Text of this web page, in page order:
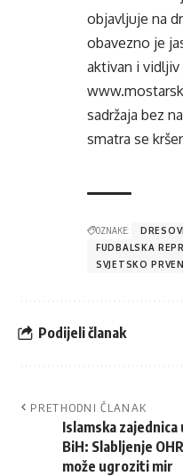
objavljuje na
obavezno je
aktivan i
sadržaja bez
smatra se
OZNAKE:
DRESOVI
FUDBALSKA
SVJETSKO
Podijeli članak
PRETHODNI ČLANAK
Islamska zajednica
BiH: Slabljenje
može ugroziti mir